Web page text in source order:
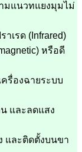
มแนวทแยงมุมไม่
เรด (Infrared)
หรือดี
รื่องฉายระบบ
และลดแสง
และติดตั้งบนขา